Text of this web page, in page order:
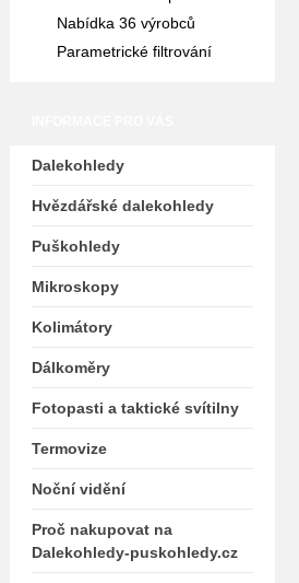
Nabídka 36 výrobců
Parametrické filtrování
Dalekohledy
Hvězdářské dalekohledy
Puškohledy
Mikroskopy
Kolimátory
Dálkoměry
Fotopasti a taktické svítilny
Termovize
Noční vidění
Proč nakupovat na
Dalekohledy-puskohledy.cz